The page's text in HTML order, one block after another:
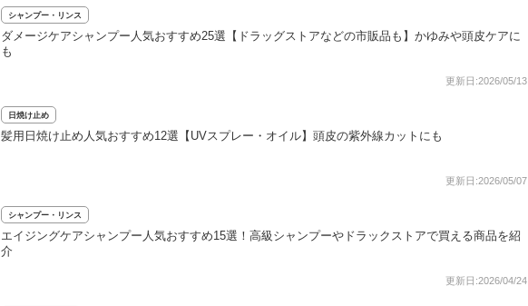
シャンプー・リンス
ダメージケアシャンプー人気おすすめ25選【ドラッグストアなどの市販品も】かゆみや頭皮ケアに
も
更新日:2026/05/13
日焼け止め
髪用日焼け止め人気おすすめ12選【UVスプレー・オイル】頭皮の紫外線カットにも
更新日:2026/05/07
シャンプー・リンス
エイジングケアシャンプー人気おすすめ15選！高級シャンプーやドラックストアで買える商品を紹
介
更新日:2026/04/24